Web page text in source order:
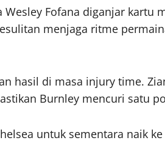
Fofana diganjar kartu
menjaga ritme
hasil di masa injury time.
Burnley mencuri satu
untuk sementara naik